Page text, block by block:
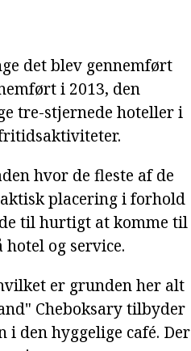
det blev gennemført
i 2013, den
tre-stjernede hoteller i
hvor de fleste af de
placering i forhold
til hurtigt at komme til
og service.
er grunden her alt
Cheboksary tilbyder
den hyggelige café. Der